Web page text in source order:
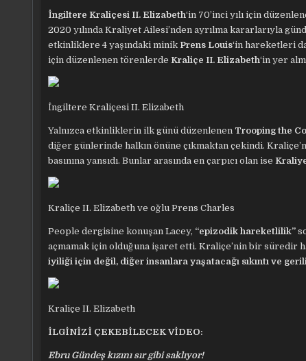
İngiltere Kraliçesi II. Elizabeth‘in 70’inci yılı için
2020 yılında Kraliyet Ailesi’nden ayrılma kararlarıyla
etkinliklere 4 yaşındaki minik Prens Louis‘in hareketleri
için düzenlenen törenlerde Kraliçe II. Elizabeth‘in yer
İngiltere Kraliçesi II. Elizabeth
Yalnızca etkinliklerin ilk günü düzenlenen Trooping the
diğer günlerinde halkın önüne çıkmaktan çekindi.
basınına yansıdı. Bunlar arasında en çarpıcı olan ise
Kraliçe II. Elizabeth ve oğlu Prens Charles
People dergisine konuşan Lacey, “epizodik hareketlilik”
açmamak için olduğuna işaret etti. Kraliçe’nin bir süredir
iyiliği için değil, diğer insanlara yaşatacağı sıkıntı ve
Kraliçe II. Elizabeth
İLGİNİZİ ÇEKEBİLECEK VİDEO:
Ebru Gündeş kızını sır gibi saklıyor!